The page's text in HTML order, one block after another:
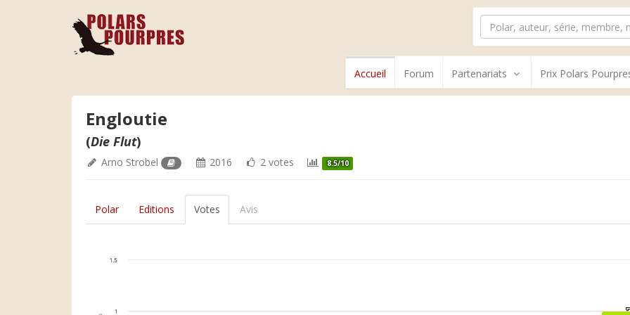
Accueil Forum Partenariats Prix Polars
Engloutie
(Die Flut)
Arno Strobel 2016 2 votes 8.5/10
Polar Editions Votes Avis
1
1.5